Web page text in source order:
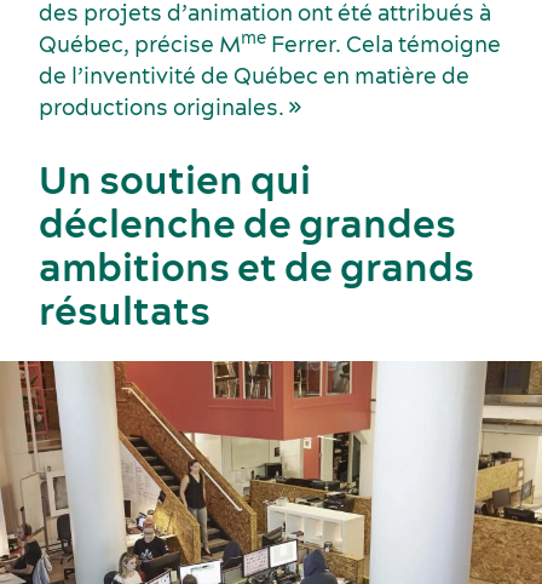
Dernières nouvelles
des projets d’animation ont été attribués à
Québec, précise Mme Ferrer. Cela témoigne
de l’inventivité de Québec en matière de
productions originales. »
Un soutien qui
déclenche de grandes
ambitions et de grands
résultats